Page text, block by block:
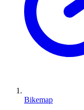
Bikemap